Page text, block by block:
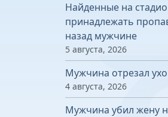
Найденные на
принадлежать
назад мужчине
5 августа, 2026
Мужчина отрезал
4 августа, 2026
Мужчина убил жену